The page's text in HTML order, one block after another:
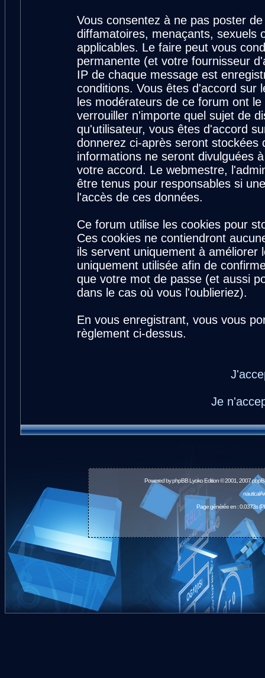
Vous consentez à ne pas poster
diffamatoires, menaçants, sexuels
applicables. Le faire peut vous
permanente (et votre fournisseur
IP de chaque message est
conditions. Vous êtes d'accord sur
les modérateurs de ce forum ont
verrouiller n'importe quel sujet de
qu'utilisateur, vous êtes d'accord
donnerez ci-après seront stockées
informations ne seront divulguées
votre accord. Le webmestre,
être tenus pour responsables si
l'accès de ces données.
Ce forum utilise les cookies pour
Ces cookies ne contiendront
ils servent uniquement à
uniquement utilisée afin de
que votre mot de passe (et aussi
dans le cas où vous l'oublieriez).
En vous enregistrant, vous vous
règlement ci-dessus.
Je
Powered byphpBBLyoko Edition © 2001, 2007
Page générée en : 0.0373s